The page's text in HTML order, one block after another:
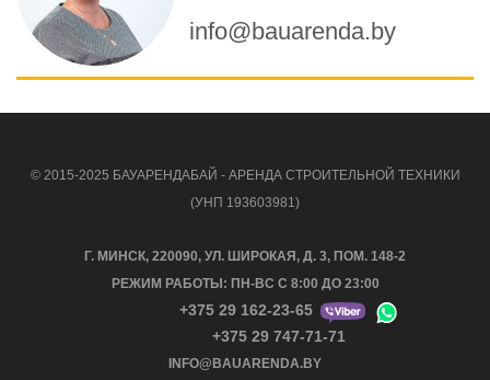
info@bauarenda.by
© 2015-2025 БАУАРЕНДАБАЙ - АРЕНДА СТРОИТЕЛЬНОЙ ТЕХНИКИ
(УНП 193603981)
Г. МИНСК, 220090, УЛ. ШИРОКАЯ, Д. 3, ПОМ. 148-2
РЕЖИМ РАБОТЫ: ПН-ВС С 8:00 ДО 23:00
+375 29 162-23-65
+375 29 747-71-71
INFO@BAUARENDA.BY